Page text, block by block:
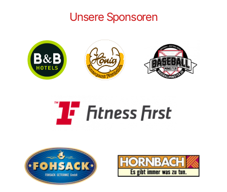
Unsere Sponsoren